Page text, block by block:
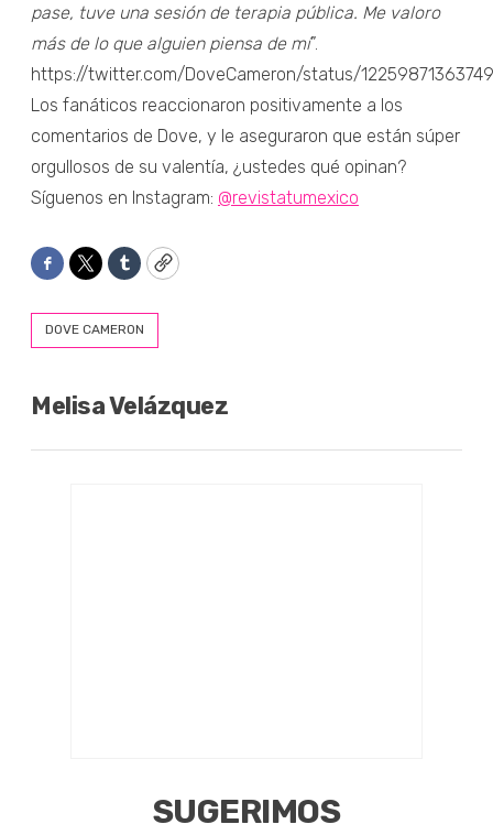
pase, tuve una sesión de terapia pública. Me valoro
más de lo que alguien piensa de mí”.
https://twitter.com/DoveCameron/status/
Los fanáticos reaccionaron positivamente a los
comentarios de Dove, y le aseguraron que están súper
orgullosos de su valentía, ¿ustedes qué opinan?
Síguenos en Instagram: @revistatumexico
Facebook
TwitterTumblrCopy
DOVE CAMERON
Melisa Velázquez
SUGERIMOS